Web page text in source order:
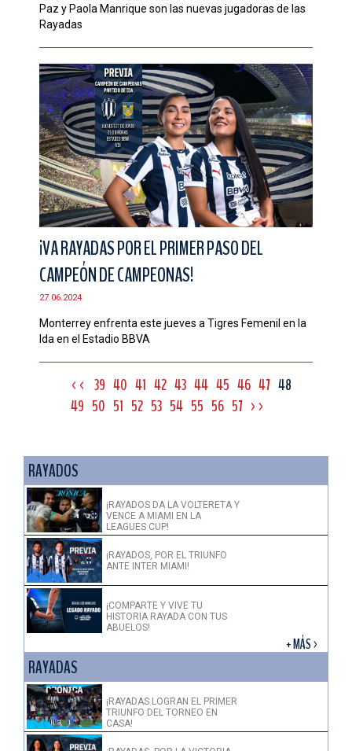
Paz y Paola Manrique son las nuevas jugadoras de las
Rayadas
¡VA RAYADAS POR EL PRIMER PASO DEL
CAMPEÓN DE CAMPEONAS!
27.06.2024
Monterrey enfrenta este jueves a Tigres Femenil en la
Ida en el Estadio BBVA
<< 39 40 41 42 43 44 45 46 47 48
49 50 51 52 53 54 55 56 57 >>
RAYADOS
¡RAYADOS DA LA VOLTERETA Y
VENCE A MIAMI EN LA
LEAGUES CUP!
¡RAYADOS, POR EL TRIUNFO
ANTE INTER MIAMI!
¡COMPARTE Y VIVE TU
HISTORIA RAYADA CON TUS
ABUELOS!
+ MÁS >
RAYADAS
¡RAYADAS LOGRAN EL PRIMER
TRIUNFO DEL TORNEO EN
CASA!